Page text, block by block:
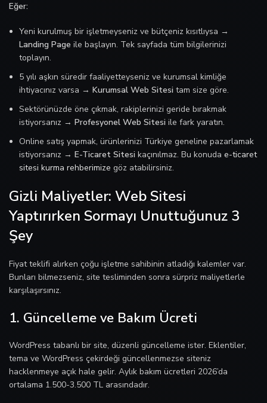
Eğer:
Yeni kurulmuş bir işletmeyseniz ve bütçeniz kısıtlıysa →
Landing Page ile başlayın. Tek sayfada tüm bilgilerinizi
toplayın.
5 yılı aşkın süredir faaliyetteyseniz ve kurumsal kimliğe
ihtiyacınız varsa → Kurumsal Web Sitesi tam size göre.
Sektörünüzde öne çıkmak, rakiplerinizi geride bırakmak
istiyorsanız → Profesyonel Web Sitesi ile fark yaratın.
Online satış yapmak, ürünlerinizi Türkiye geneline pazarlamak
istiyorsanız → E-Ticaret Sitesi kaçınılmaz. Bu konuda e-ticaret
sitesi kurma rehberimize göz atabilirsiniz.
Gizli Maliyetler: Web Sitesi
Yaptırırken Sormayı Unuttuğunuz 3
Şey
Fiyat teklifi alırken çoğu işletme sahibinin atladığı kalemler var.
Bunları bilmezseniz, site tesliminden sonra sürpriz maliyetlerle
karşılaşırsınız.
1. Güncelleme ve Bakım Ücreti
WordPress tabanlı bir site, düzenli güncelleme ister. Eklentiler,
tema ve WordPress çekirdeği güncellenmezse siteniz
hacklenmeye açık hale gelir. Aylık bakım ücretleri 2026’da
ortalama 1.500-3.500 TL arasındadır.